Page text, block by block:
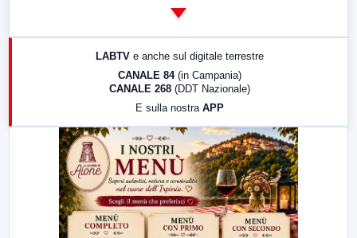
17:00 LabNews (replica)
LabNews (replica)
LABTV e anche sul digitale terrestre
CANALE 84 (in Campania)
CANALE 268 (DDT Nazionale)
E sulla nostra APP